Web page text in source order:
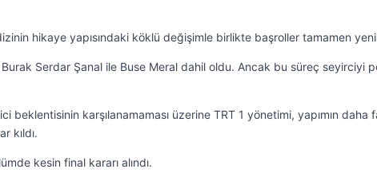
hikaye yapısındaki köklü değişimle birlikte başroller tamamen
Serdar Şanal ile Buse Meral dahil oldu. Ancak bu süreç seyirciyi
beklentisinin karşılanamaması üzerine TRT 1 yönetimi, yapımın daha
kıldı.
kesin final kararı alındı.